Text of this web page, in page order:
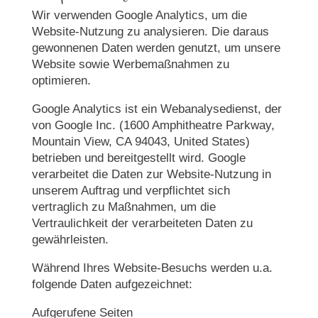
Wir verwenden Google Analytics, um die
Website-Nutzung zu analysieren. Die daraus
gewonnenen Daten werden genutzt, um unsere
Website sowie Werbemaßnahmen zu
optimieren.
Google Analytics ist ein Webanalysedienst, der
von Google Inc. (1600 Amphitheatre Parkway,
Mountain View, CA 94043, United States)
betrieben und bereitgestellt wird. Google
verarbeitet die Daten zur Website-Nutzung in
unserem Auftrag und verpflichtet sich
vertraglich zu Maßnahmen, um die
Vertraulichkeit der verarbeiteten Daten zu
gewährleisten.
Während Ihres Website-Besuchs werden u.a.
folgende Daten aufgezeichnet:
Aufgerufene Seiten